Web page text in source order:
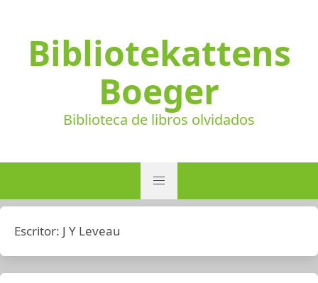
Bibliotekattens
Boeger
Biblioteca de libros olvidados
Escritor: J Y Leveau